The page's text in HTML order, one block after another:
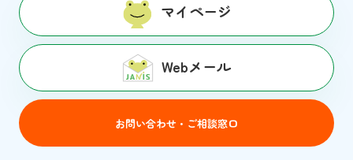
マイページ
Webメール
お問い合わせ・ご相談窓口